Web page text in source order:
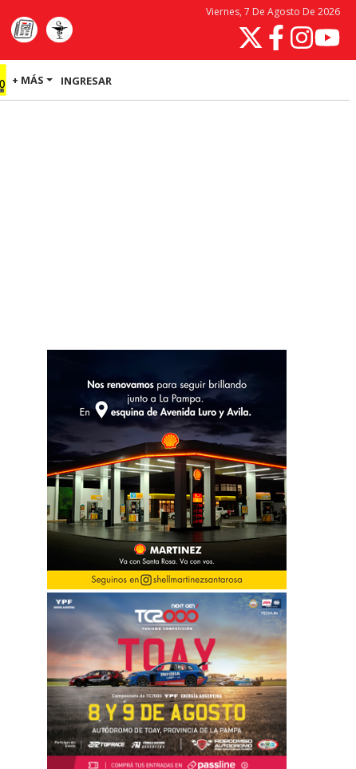
Viernes, 7 De Agosto De 2026
+ MÁS INGRESAR